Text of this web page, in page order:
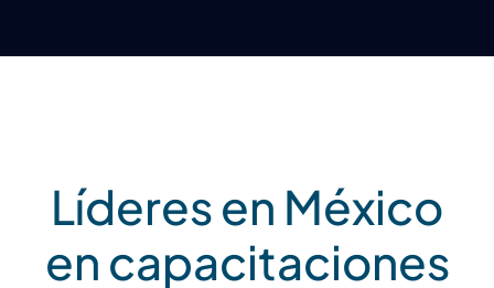
Líderes en México
en capacitaciones